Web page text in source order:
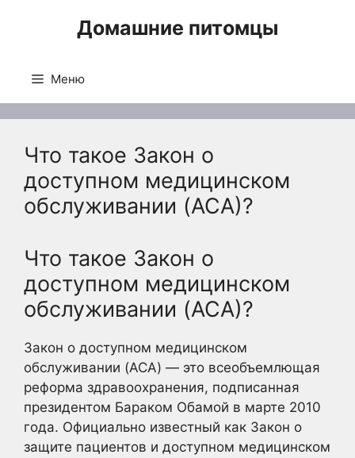
Домашние питомцы
Меню
Что такое Закон о
доступном медицинском
обслуживании (ACA)?
Что такое Закон о
доступном медицинском
обслуживании (ACA)?
Закон о доступном медицинском
обслуживании (ACA) — это всеобъемлющая
реформа здравоохранения, подписанная
президентом Бараком Обамой в марте 2010
года. Официально известный как Закон о
защите пациентов и доступном медицинском